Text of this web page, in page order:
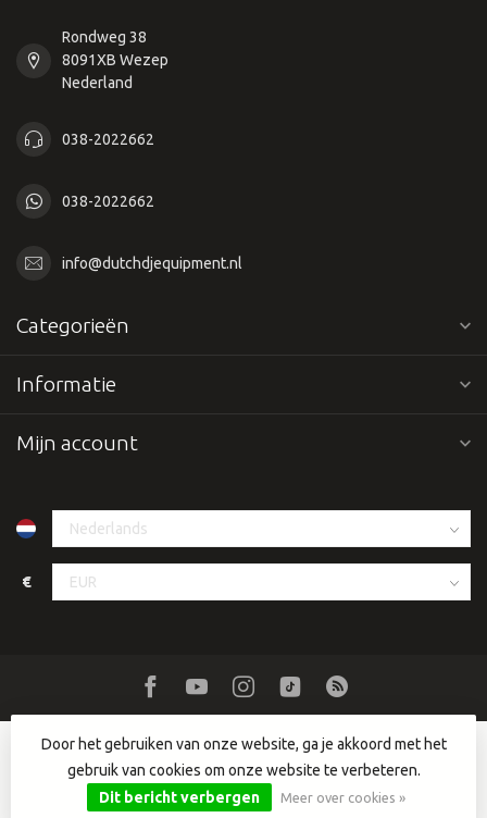
Rondweg 38
8091XB Wezep
Nederland
038-2022662
038-2022662
info@dutchdjequipment.nl
Categorieën
Informatie
Mijn account
€
© Copyright 2026 Dutch DJ Equipment- Powered byLightspeed
Lightspeed designby Dyvelopment
Door het gebruiken van onze website, ga je akkoord met het
gebruik van cookies om onze website te verbeteren.
Dit bericht verbergen
Meer over cookies »